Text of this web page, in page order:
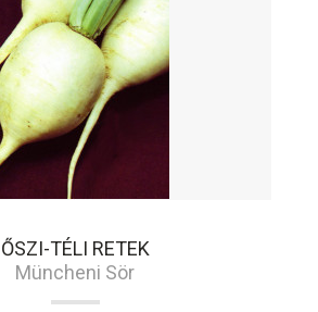
ŐSZI-TÉLI RETEK
Müncheni Sör